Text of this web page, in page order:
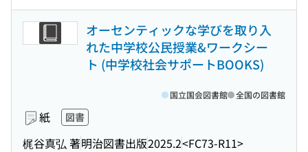
オーセンティックな学びを取り入
れた中学校公民授業&ワークシー
ト (中学校社会サポートBOOKS)
紙 図書
梶谷真弘 著明治図書出版2025.2<FC73-R11>
国立国会図書館 全国の図書館